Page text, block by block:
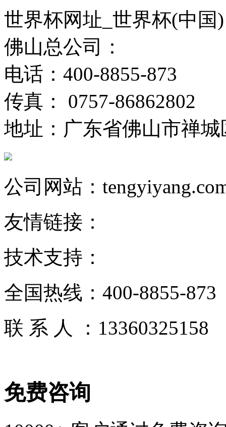
世界杯网址_世界杯(中国)
佛山总公司：
电话：400-8855-873
传真： 0757-86862802
地址：广东省佛山市禅
公司网站：
友情链接：
技术支持：
全国热线： 400-8855-873
联 系 人 ： 13360325158
免费咨询